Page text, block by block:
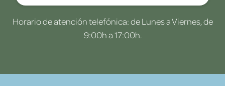
Horario de atención telefónica: de Lunes a Viernes, de
9:00h a 17:00h.